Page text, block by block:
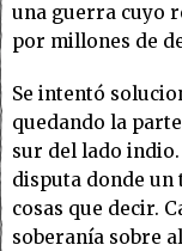
una guerra cuyo
por millones de
Se intentó
quedando la
sur del lado
disputa donde un
cosas que decir.
soberanía sobre